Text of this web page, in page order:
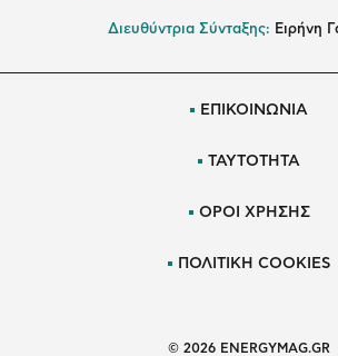
Διευθύντρια Σύνταξης: Ειρήνη
ΕΠΙΚΟΙΝΩΝΙΑ
ΤΑΥΤΟΤΗΤΑ
ΟΡΟΙ ΧΡΗΣΗΣ
ΠΟΛΙΤΙΚΗ COOKIES
© 2026 ENERGYMAG.GR